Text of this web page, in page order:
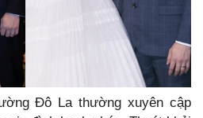
Đô La thường xuyên cập